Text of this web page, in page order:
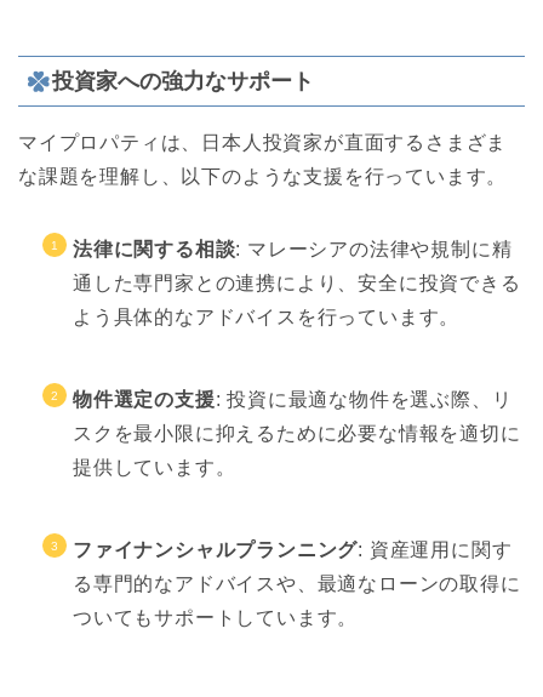
投資家への強力なサポート
マイプロパティは、日本人投資家が直面するさまざま
な課題を理解し、以下のような支援を行っています。
法律に関する相談: マレーシアの法律や規制に精
通した専門家との連携により、安全に投資できる
よう具体的なアドバイスを行っています。
物件選定の支援: 投資に最適な物件を選ぶ際、リ
スクを最小限に抑えるために必要な情報を適切に
提供しています。
ファイナンシャルプランニング: 資産運用に関す
る専門的なアドバイスや、最適なローンの取得に
ついてもサポートしています。